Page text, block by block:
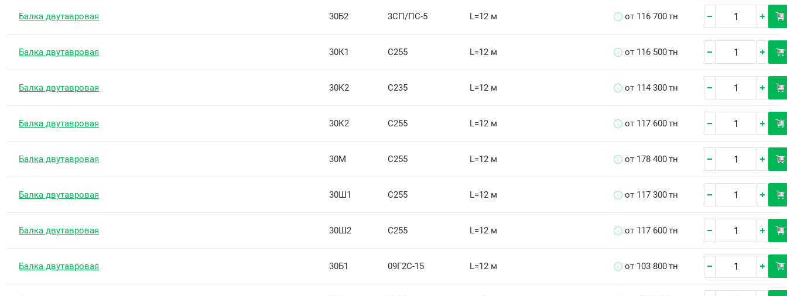
Балка двутавровая 30Б2 3СП/ПС-5 L=12 м от 116 700тн
Балка двутавровая 30К1 С255 L=12 м от 116 500тн
Балка двутавровая 30К2 С235 L=12 м от 114 300тн
Балка двутавровая 30К2 С255 L=12 м от 117 600тн
Балка двутавровая 30М С255 L=12 м от 178 400тн
Балка двутавровая 30Ш1 С255 L=12 м от 117 300тн
Балка двутавровая 30Ш2 С255 L=12 м от 117 600тн
Балка двутавровая 30Б1 09Г2С-15 L=12 м от 103 800тн